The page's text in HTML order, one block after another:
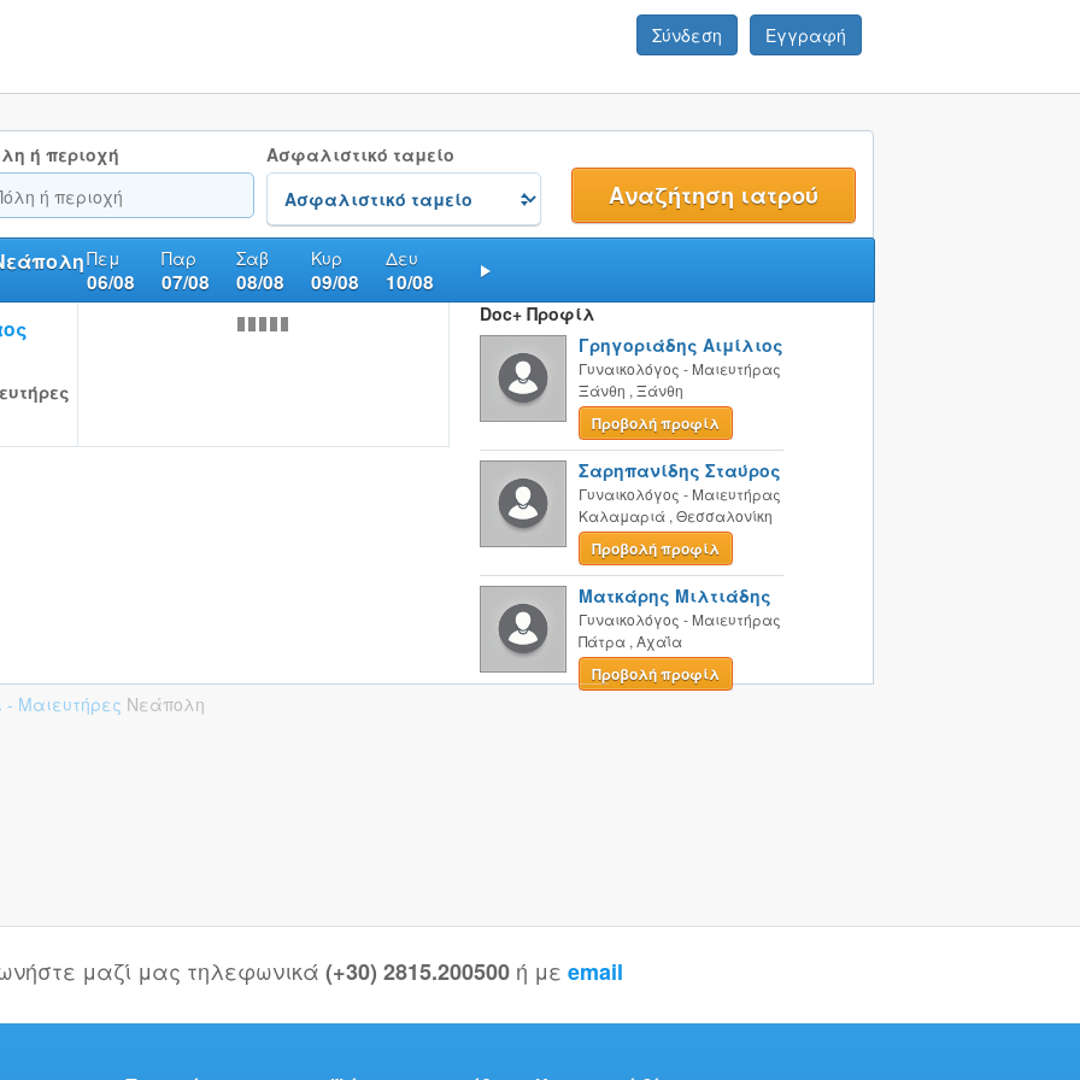
Σύνδεση Εγγραφή
ή περιοχή Ασφαλιστικό ταμείο
Πεμ
06/08
Παρ
07/08
Σαβ
08/08
Κυρ
09/08
Δευ
10/08
Doc+ Προφίλ
Γρηγοριάδης Αιμίλιος
Γυναικολόγος - Μαιευτήρας
Ξάνθη , Ξάνθη
Προβολή προφίλ
Σαρηπανίδης Σταύρος
Γυναικολόγος - Μαιευτήρας
Καλαμαριά , Θεσσαλονίκη
Προβολή προφίλ
Ματκάρης Μιλτιάδης
Γυναικολόγος - Μαιευτήρας
Πάτρα , Αχαΐα
Προβολή προφίλ
- Μαιευτήρες Νεάπολη
μαζί μας τηλεφωνικά (+30) 2815.200500 ή με email